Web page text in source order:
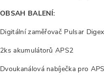
OBSAH BALENÍ:
Digitální zaměřovač Pulsar
2ks akumulátorů APS2
Dvoukanálová nabíječka pro